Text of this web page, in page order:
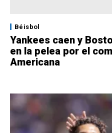
Béisbol
Yankees caen y
en la pelea por el
Americana